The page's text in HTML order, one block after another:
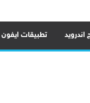
اندرويد تطبيقات ايفون